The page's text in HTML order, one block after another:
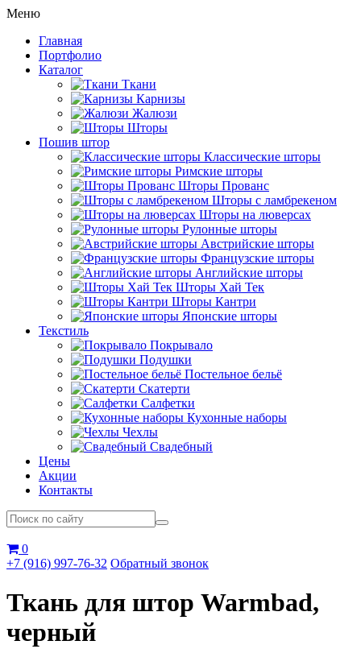
Меню
Главная
Портфолио
Каталог
Ткани
Карнизы
Жалюзи
Шторы
Пошив штор
Классические шторы
Римские шторы
Шторы Прованс
Шторы с ламбрекеном
Шторы на люверсах
Рулонные шторы
Австрийские шторы
Французские шторы
Английские шторы
Шторы Хай Тек
Шторы Кантри
Японские шторы
Текстиль
Покрывало
Подушки
Постельное бельё
Скатерти
Салфетки
Кухонные наборы
Чехлы
Свадебный
Цены
Акции
Контакты
0
+7 (916) 997-76-32 Обратный звонок
Ткань для штор Warmbad,
черный